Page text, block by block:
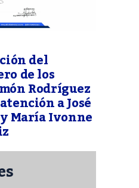
del
de los
Rodríguez
a José
María Ivonne